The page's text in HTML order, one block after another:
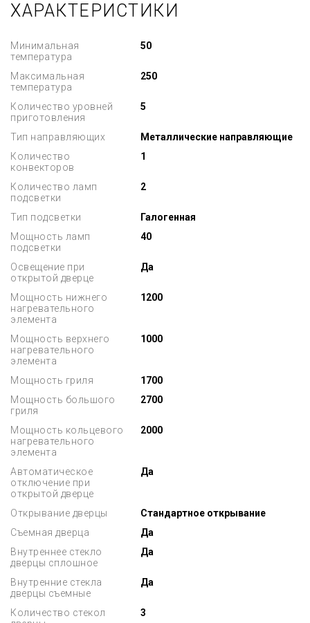
ХАРАКТЕРИСТИКИ
Минимальная
температура
50
Максимальная
температура
250
Количество уровней
приготовления
5
Тип направляющих
Металлические направляющие
Количество
конвекторов
1
Количество ламп
подсветки
2
Тип подсветки
Галогенная
Мощность ламп
подсветки
40
Освещение при
открытой дверце
Да
Мощность нижнего
нагревательного
элемента
1200
Мощность верхнего
нагревательного
элемента
1000
Мощность гриля
1700
Мощность большого
гриля
2700
Мощность кольцевого
нагревательного
элемента
2000
Автоматическое
отключение при
открытой дверце
Да
Открывание дверцы
Стандартное открывание
Съемная дверца
Да
Внутреннее стекло
дверцы сплошное
Да
Внутренние стекла
дверцы съемные
Да
Количество стекол
3